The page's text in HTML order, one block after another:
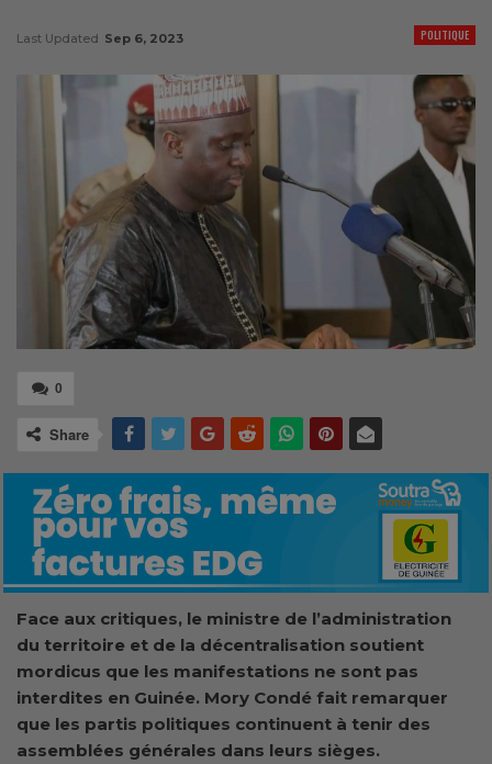
POLITIQUE
Last Updated Sep 6, 2023
0
Share
Face aux critiques, le ministre de l’administration
du territoire et de la décentralisation soutient
mordicus que les manifestations ne sont pas
interdites en Guinée. Mory Condé fait remarquer
que les partis politiques continuent à tenir des
assemblées générales dans leurs sièges.